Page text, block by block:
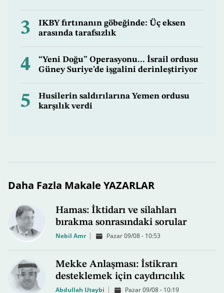
3
IKBY fırtınanın göbeğinde: Üç eksen
arasında tarafsızlık
4
“Yeni Doğu” Operasyonu... İsrail ordusu
Güney Suriye’de işgalini derinleştiriyor
5
Husilerin saldırılarına Yemen ordusu
karşılık verdi
Daha Fazla Makale YAZARLAR
Hamas: İktidarı ve silahları
bırakma sonrasındaki sorular
Nebil Amr Pazar 09/08 - 10:53
Mekke Anlaşması: İstikrarı
desteklemek için caydırıcılık
Abdullah Utaybi Pazar 09/08 - 10:19